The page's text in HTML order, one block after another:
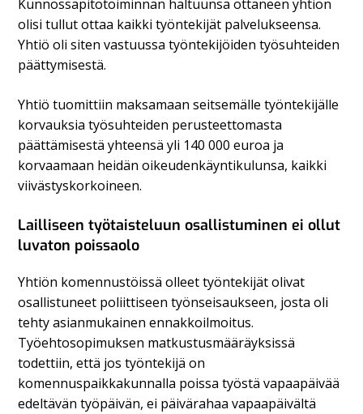
Kunnossapitotoiminnan haltuunsa ottaneen yhtiön
olisi tullut ottaa kaikki työntekijät palvelukseensa.
Yhtiö oli siten vastuussa työntekijöiden työsuhteiden
päättymisestä.
Yhtiö tuomittiin maksamaan seitsemälle työntekijälle
korvauksia työsuhteiden perusteettomasta
päättämisestä yhteensä yli 140 000 euroa ja
korvaamaan heidän oikeudenkäyntikulunsa, kaikki
viivästyskorkoineen.
Lailliseen työtaisteluun osallistuminen ei ollut
luvaton poissaolo
Yhtiön komennustöissä olleet työntekijät olivat
osallistuneet poliittiseen työnseisaukseen, josta oli
tehty asianmukainen ennakkoilmoitus.
Työehtosopimuksen matkustusmääräyksissä
todettiin, että jos työntekijä on
komennuspaikkakunnalla poissa työstä vapaapäivää
edeltävän työpäivän, ei päivärahaa vapaapäivältä